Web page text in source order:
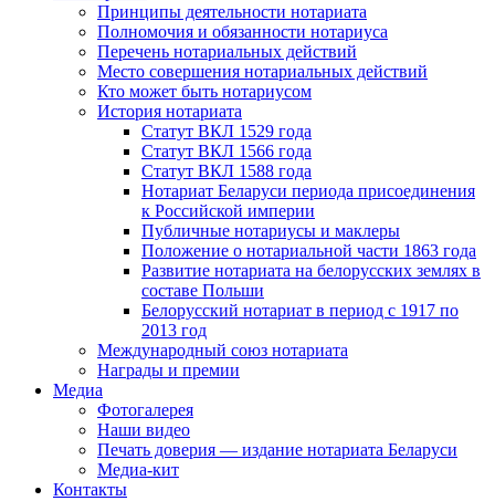
Принципы деятельности нотариата
Полномочия и обязанности нотариуса
Перечень нотариальных действий
Место совершения нотариальных действий
Кто может быть нотариусом
История нотариата
Статут ВКЛ 1529 года
Статут ВКЛ 1566 года
Статут ВКЛ 1588 года
Нотариат Беларуси периода присоединения
к Российской империи
Публичные нотариусы и маклеры
Положение о нотариальной части 1863 года
Развитие нотариата на белорусских землях в
составе Польши
Белорусский нотариат в период с 1917 по
2013 год
Международный союз нотариата
Награды и премии
Медиа
Фотогалерея
Наши видео
Печать доверия — издание нотариата Беларуси
Медиа-кит
Контакты